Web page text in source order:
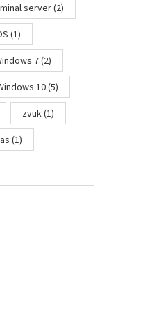
server(2)
(1)
7(2)
10(5)
zvuk(1)
(1)